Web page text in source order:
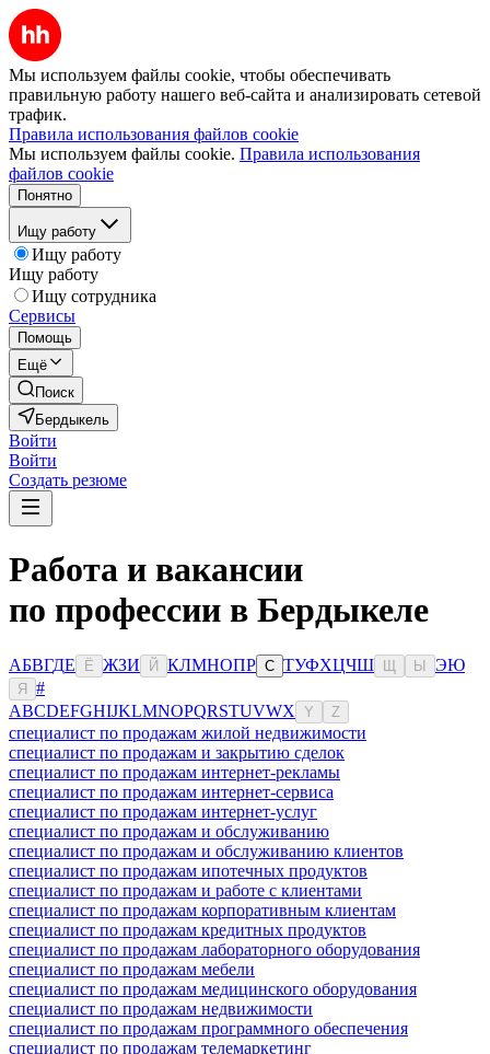
Мы используем файлы cookie, чтобы обеспечивать
правильную работу нашего веб-сайта и анализировать сетевой
трафик.
Правила использования файлов cookie
Мы используем файлы cookie. Правила использования
файлов cookie
Понятно
Ищу работу
Ищу работу
Ищу работу
Ищу сотрудника
Сервисы
Помощь
Ещё
Поиск
Бердыкель
Войти
Войти
Создать резюме
Работа и вакансии
по профессии в Бердыкеле
АБВГДЕ Ё ЖЗИ Й КЛМНОПР С ТУФХЦЧШ Ы ЭЮ
Я
#
ABCDEFGHIJKLMNOPQRSTUVWX Y Z
специалист по продажам жилой недвижимости
специалист по продажам и закрытию сделок
специалист по продажам интернет-рекламы
специалист по продажам интернет-сервиса
специалист по продажам интернет-услуг
специалист по продажам и обслуживанию
специалист по продажам и обслуживанию клиентов
специалист по продажам ипотечных продуктов
специалист по продажам и работе с клиентами
специалист по продажам корпоративным клиентам
специалист по продажам кредитных продуктов
специалист по продажам лабораторного оборудования
специалист по продажам мебели
специалист по продажам медицинского оборудования
специалист по продажам недвижимости
специалист по продажам программного обеспечения
специалист по продажам телемаркетинг